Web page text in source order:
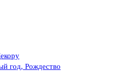
год, Рождество